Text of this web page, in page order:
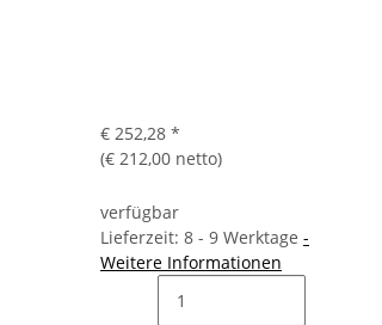
€ 252,28 *
(€ 212,00 netto)
verfügbar
Lieferzeit: 8 - 9 Werktage -
Weitere Informationen